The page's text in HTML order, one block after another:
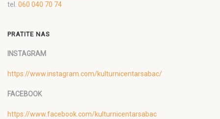
tel. 060 040 70 74
PRATITE NAS
INSTAGRAM
https://www.instagram.com/kulturnicentarsabac/
FACEBOOK
https://www.facebook.com/kulturnicentarsabac